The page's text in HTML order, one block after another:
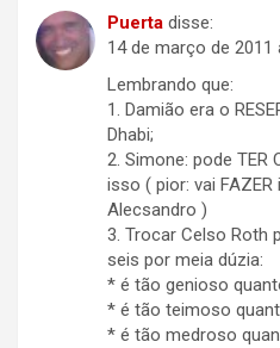
Puerta disse:
14 de março de 2011
Lembrando que:
1. Damião era o
Dhabi;
2. Simone: pode TER
isso ( pior: vai
Alecsandro )
3. Trocar Celso Roth
seis por meia dúzia:
* é tão genioso
* é tão teimoso
* é tão medroso